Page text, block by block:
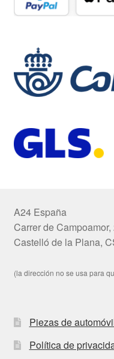
A24 España
Carrer de
Castelló de la Plana,
(la dirección no se usa para
Piezas de
Política de